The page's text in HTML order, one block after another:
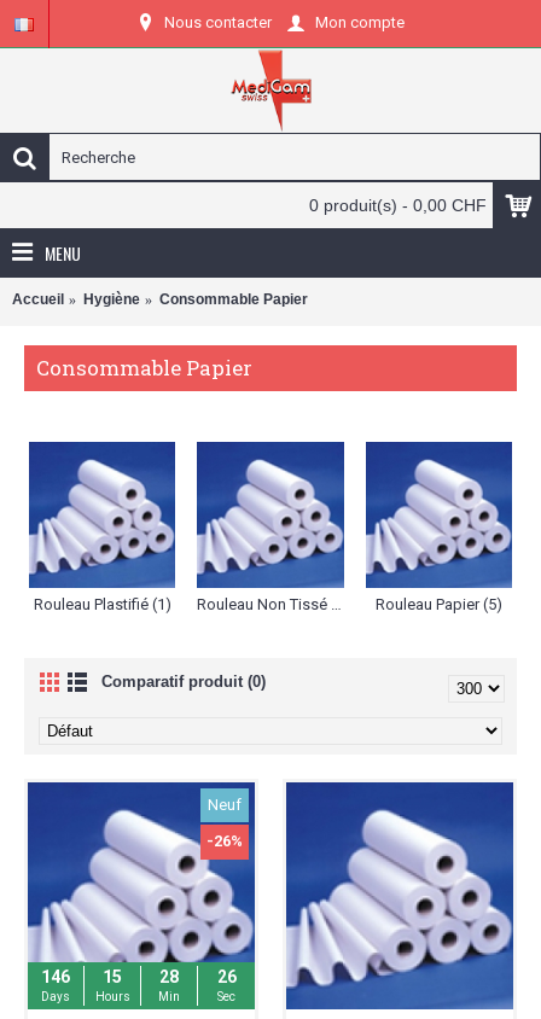
Nous contacter Mon compte
0 produit(s) - 0,00 CHF
MENU
Accueil Hygiène Consommable Papier
Consommable Papier
Rouleau Plastifié (1) Rouleau Non Tissé (1) Rouleau Papier (5)
Comparatif produit (0)
Neuf
-26%
146
Days
15
Hours
28
Min
25
Sec